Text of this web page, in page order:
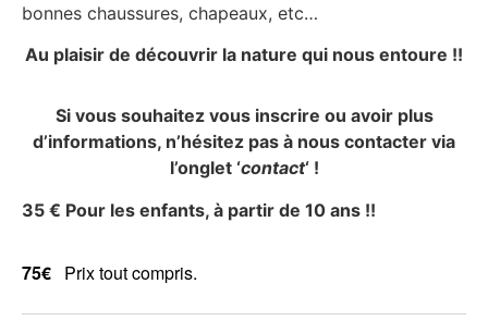
bonnes chaussures, chapeaux, etc…
Au plaisir de découvrir la nature qui nous entoure !!
Si vous souhaitez vous inscrire ou avoir plus
d’informations, n’hésitez pas à nous contacter via
l’onglet ‘contact‘ !
35 € Pour les enfants, à partir de 10 ans !!
75€ Prix tout compris.